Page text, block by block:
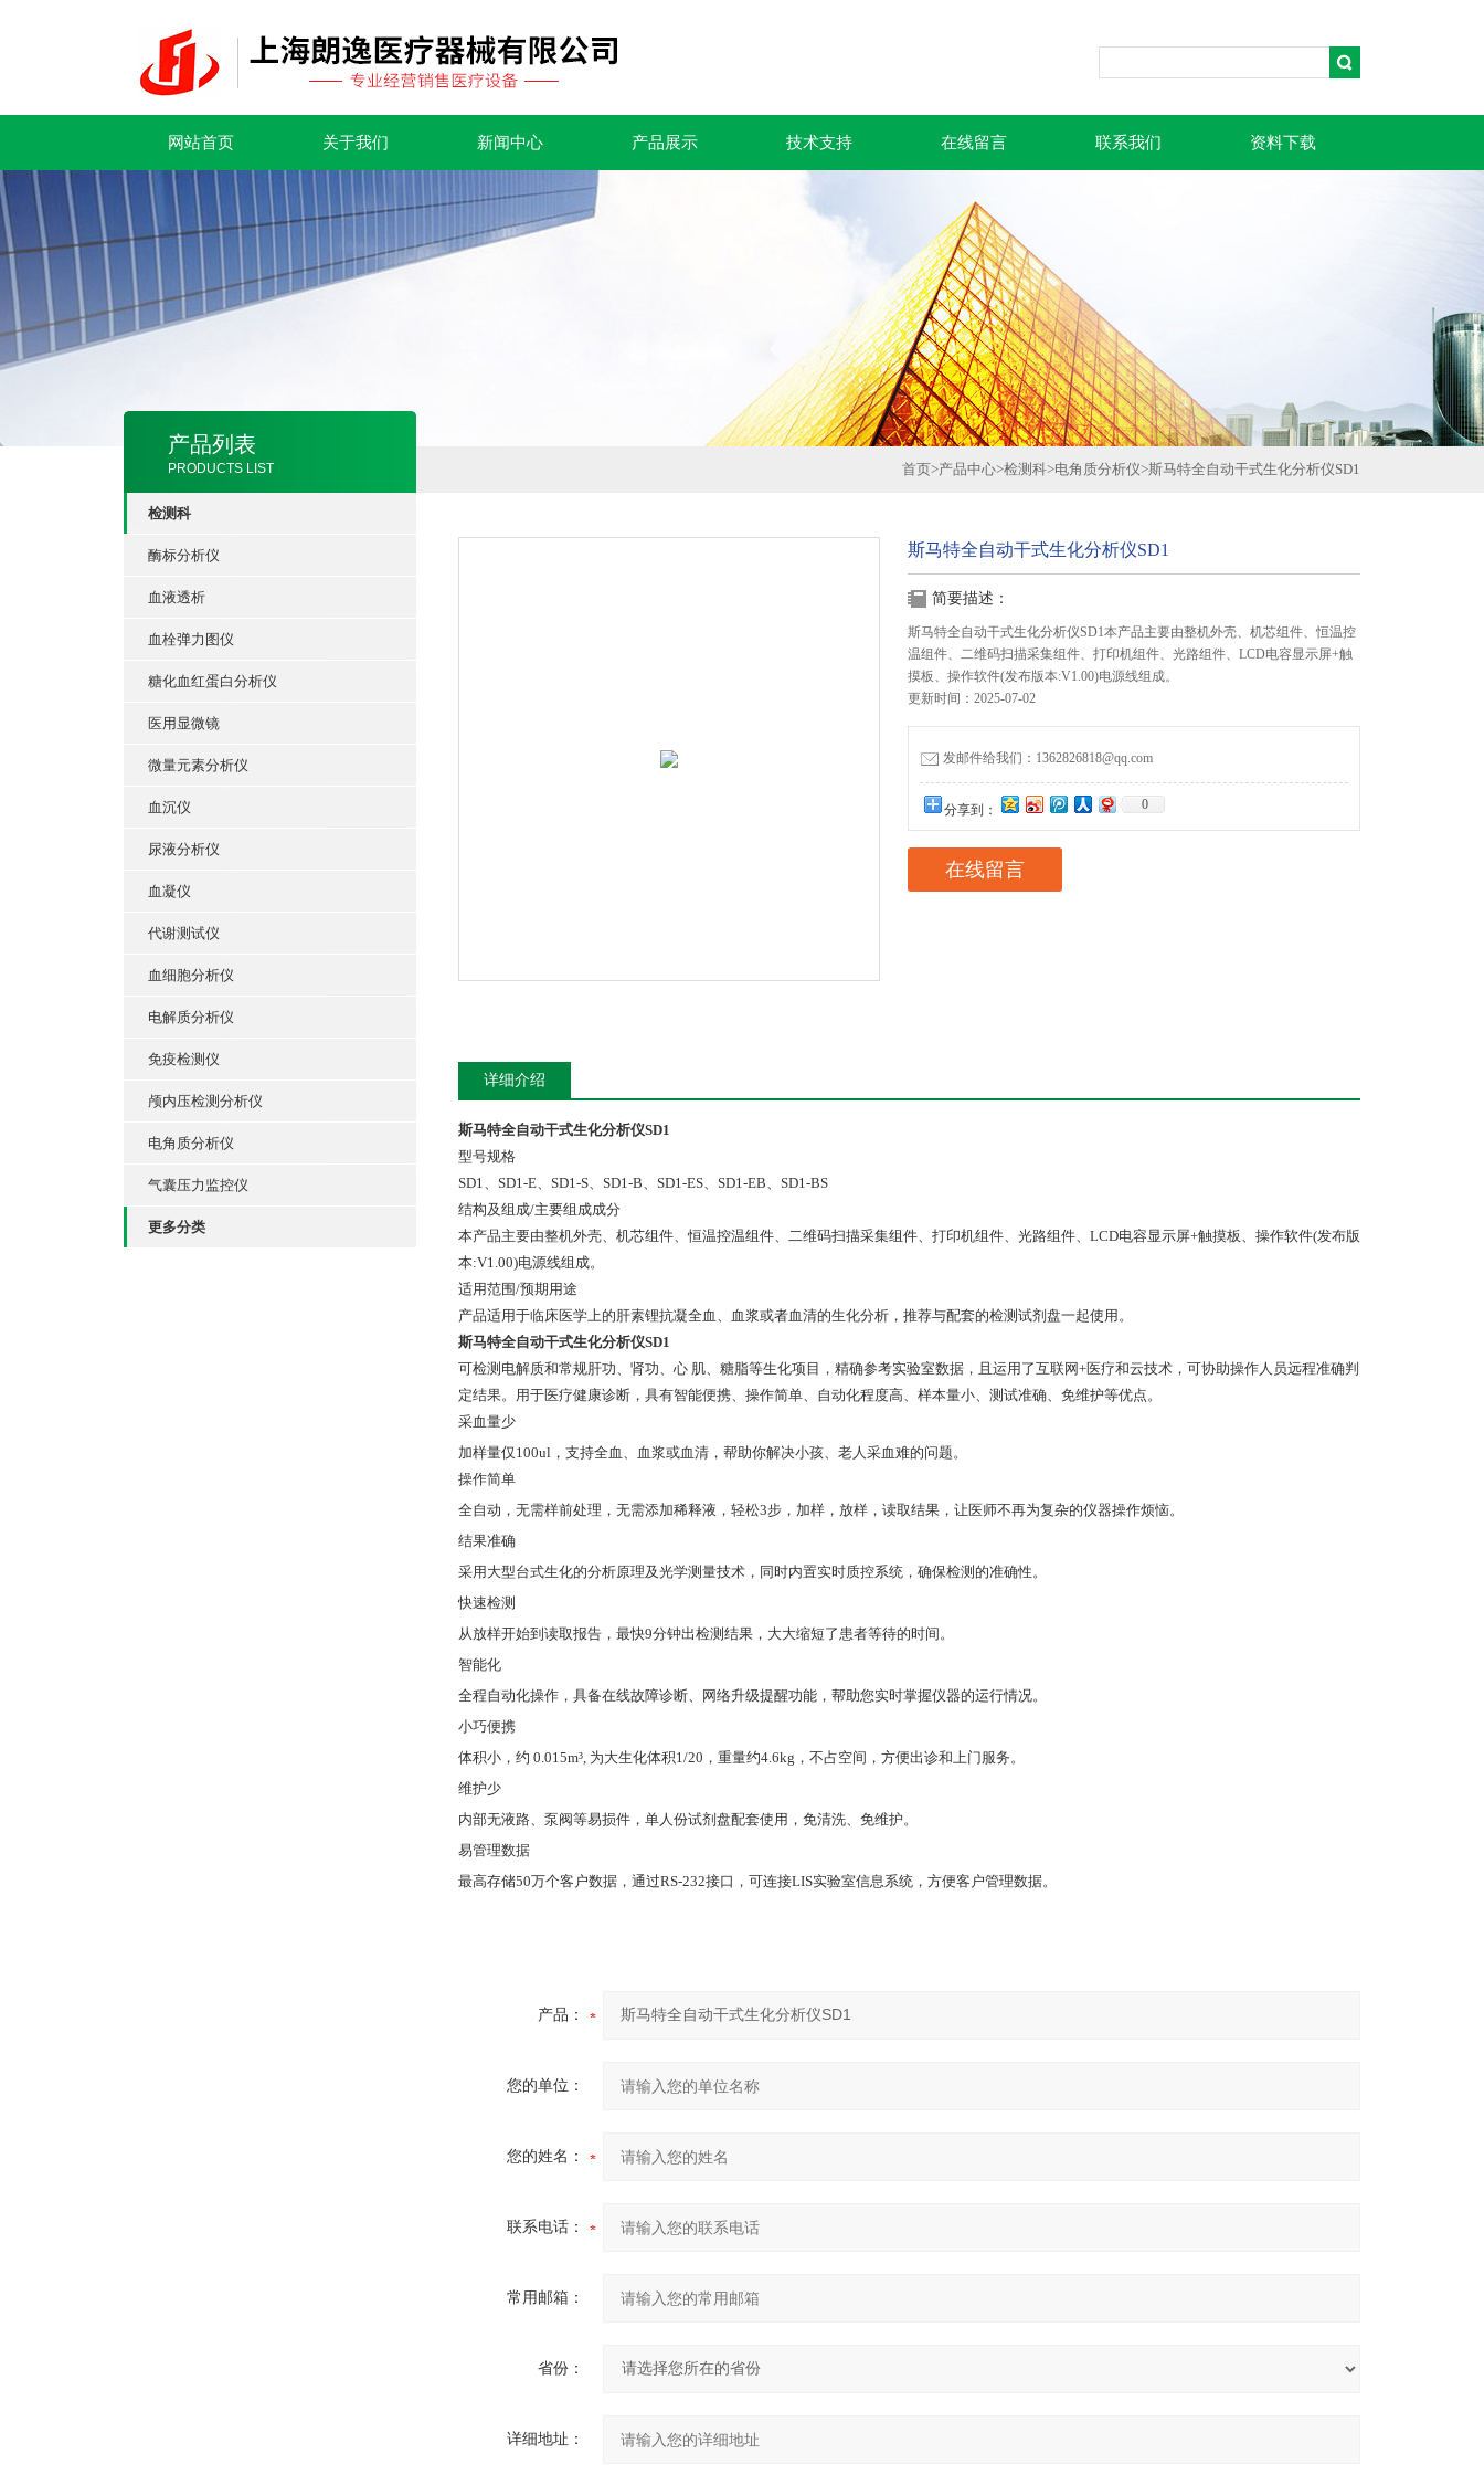
网站首页 关于我们 新闻中心 产品展示 技术支持 在线留言 联系我们 资料下载
产品列表
PRODUCTS LIST
检测科
酶标分析仪
血液透析
血栓弹力图仪
糖化血红蛋白分析仪
医用显微镜
微量元素分析仪
血沉仪
尿液分析仪
血凝仪
代谢测试仪
血细胞分析仪
电解质分析仪
免疫检测仪
颅内压检测分析仪
电角质分析仪
气囊压力监控仪
更多分类
首页>产品中心>检测科>电角质分析仪>斯马特全自动干式生化分析仪SD1
斯马特全自动干式生化分析仪SD1
简要描述：
斯马特全自动干式生化分析仪SD1本产品主要由整机外壳、机芯组件、恒温控
温组件、二维码扫描采集组件、打印机组件、光路组件、LCD电容显示屏+触
摸板、操作软件(发布版本:V1.00)电源线组成。
更新时间：2025-07-02
发邮件给我们：1362826818@qq.com
分享到： 0
在线留言
详细介绍
斯马特全自动干式生化分析仪SD1
型号规格
SD1、SD1-E、SD1-S、SD1-B、SD1-ES、SD1-EB、SD1-BS
结构及组成/主要组成成分
本产品主要由整机外壳、机芯组件、恒温控温组件、二维码扫描采集组件、打印机组件、光路组件、LCD电容显示屏+触摸板、操作软件(发布版
本:V1.00)电源线组成。
适用范围/预期用途
产品适用于临床医学上的肝素锂抗凝全血、血浆或者血清的生化分析，推荐与配套的检测试剂盘一起使用。
斯马特全自动干式生化分析仪SD1
可检测电解质和常规肝功、肾功、心 肌、糖脂等生化项目，精确参考实验室数据，且运用了互联网+医疗和云技术，可协助操作人员远程准确判
定结果。用于医疗健康诊断，具有智能便携、操作简单、自动化程度高、样本量小、测试准确、免维护等优点。
采血量少
加样量仅100ul，支持全血、血浆或血清，帮助你解决小孩、老人采血难的问题。
操作简单
全自动，无需样前处理，无需添加稀释液，轻松3步，加样，放样，读取结果，让医师不再为复杂的仪器操作烦恼。
结果准确
采用大型台式生化的分析原理及光学测量技术，同时内置实时质控系统，确保检测的准确性。
快速检测
从放样开始到读取报告，最快9分钟出检测结果，大大缩短了患者等待的时间。
智能化
全程自动化操作，具备在线故障诊断、网络升级提醒功能，帮助您实时掌握仪器的运行情况。
小巧便携
体积小，约 0.015m³, 为大生化体积1/20，重量约4.6kg，不占空间，方便出诊和上门服务。
维护少
内部无液路、泵阀等易损件，单人份试剂盘配套使用，免清洗、免维护。
易管理数据
最高存储50万个客户数据，通过RS-232接口，可连接LIS实验室信息系统，方便客户管理数据。
产品：
您的单位：
您的姓名：
联系电话：
常用邮箱：
省份：
详细地址：